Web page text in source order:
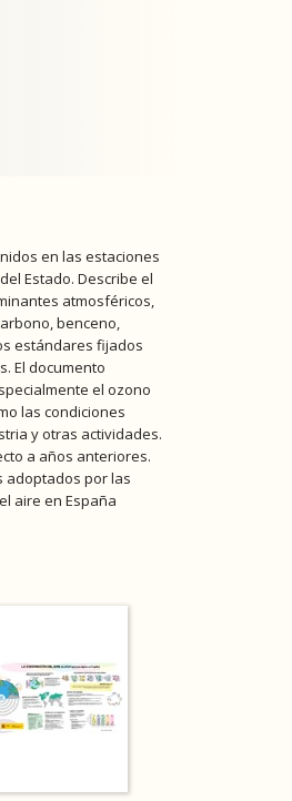
en las estaciones
Estado. Describe el
atmosféricos,
benceno,
estándares fijados
El documento
el ozono
las condiciones
y otras actividades.
a años anteriores.
adoptados por las
aire en España